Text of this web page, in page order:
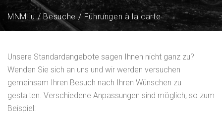
MNM.lu Besuche Führungen à la carte
Unsere Standardangebote sagen Ihnen nicht ganz zu?
Wenden Sie sich an uns und wir werden versuchen
gemeinsam Ihren Besuch nach Ihren Wünschen zu
gestalten. Verschiedene Anpassungen sind möglich, so zum
Beispiel: